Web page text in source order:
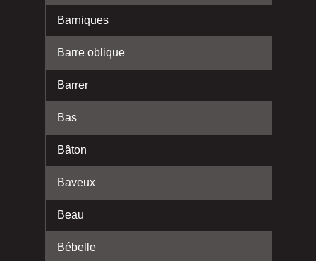
Barniques
Barre oblique
Barrer
Bas
Bâton
Baveux
Beau
Bébelle